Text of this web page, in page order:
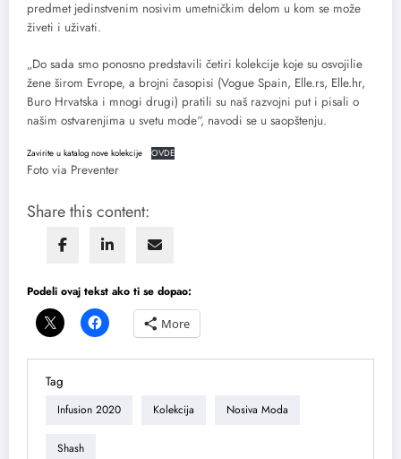
predmet jedinstvenim nosivim umetničkim delom u kom se može
živeti i uživati.
„Do sada smo ponosno predstavili četiri kolekcije koje su osvojilie
žene širom Evrope, a brojni časopisi (Vogue Spain, Elle.rs, Elle.hr,
Buro Hrvatska i mnogi drugi) pratili su naš razvojni put i pisali o
našim ostvarenjima u svetu mode“, navodi se u saopštenju.
Zavirite u katalog nove kolekcije OVDE
Foto via Preventer
Share this content:
Podeli ovaj tekst ako ti se dopao:
More
Tag
Infusion 2020 Kolekcija Nosiva Moda
Shash